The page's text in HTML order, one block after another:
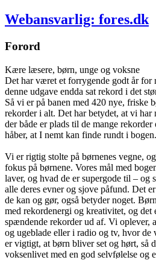
Webansvarlig: fores.dk
Forord
Kære læsere, børn, unge og voksne
Det har været et forrygende godt år for
denne udgave endda sat rekord i det
Så vi er på banen med 420 nye, friske
rekorder i alt. Det har betydet, at vi har
der både er plads til de mange
håber, at I nemt kan finde rundt i bogen.
Vi er rigtig stolte på børnenes vegne,
fokus på børnene. Vores mål med
laver, og hvad de er supergode til – og
alle deres evner og sjove påfund. Det
de kan og gør, også betyder noget.
med rekordenergi og kreativitet, og det
spændende rekorder ud af. Vi oplever,
og ugeblade eller i radio og tv, hvor de
er vigtigt, at børn bliver set og hørt, så
voksenlivet med en god selvfølelse og